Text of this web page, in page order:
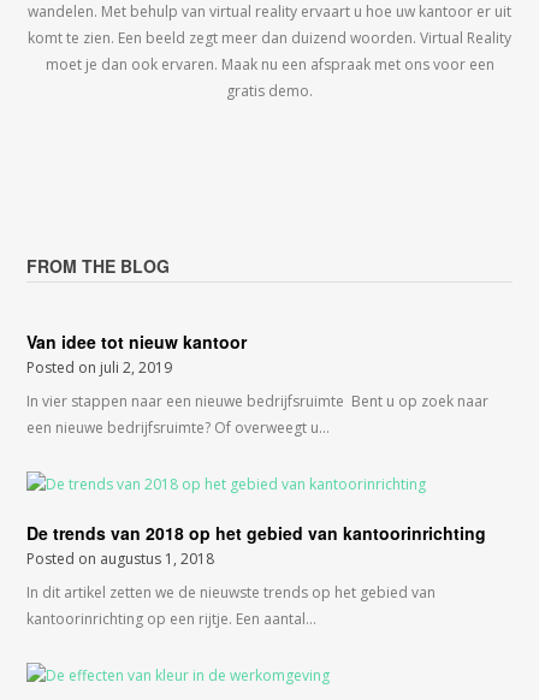
wandelen. Met behulp van virtual reality ervaart u hoe uw kantoor er uit
komt te zien. Een beeld zegt meer dan duizend woorden. Virtual Reality
moet je dan ook ervaren. Maak nu een afspraak met ons voor een
gratis demo.
FROM THE BLOG
Van idee tot nieuw kantoor
Posted on juli 2, 2019
In vier stappen naar een nieuwe bedrijfsruimte Bent u op zoek naar
een nieuwe bedrijfsruimte? Of overweegt u…
De trends van 2018 op het gebied van kantoorinrichting
Posted on augustus 1, 2018
In dit artikel zetten we de nieuwste trends op het gebied van
kantoorinrichting op een rijtje. Een aantal…